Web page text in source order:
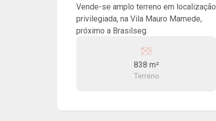
Vende-se amplo terreno em localização
privilegiada, na Vila Mauro Mamede,
próximo a Brasilseg.
838 m²
Terreno